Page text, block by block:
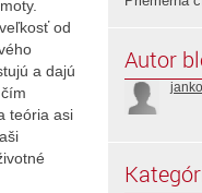
od
a dajú
teória asi
Autor